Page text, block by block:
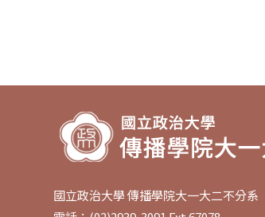
國立政治大學 傳播學院大一大二不分系